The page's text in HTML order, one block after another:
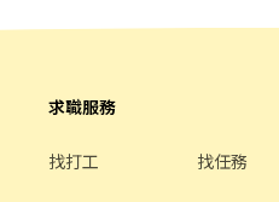
https://reurl.cc/7b2vad 別害羞❌
求職服務
找打工 找任務